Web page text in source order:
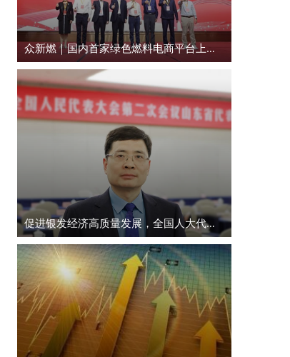
众新燃｜国内首家绿色燃料电商平台上线运行
促进银发经济高质量发展，全国人大代表周云杰带来这些建议